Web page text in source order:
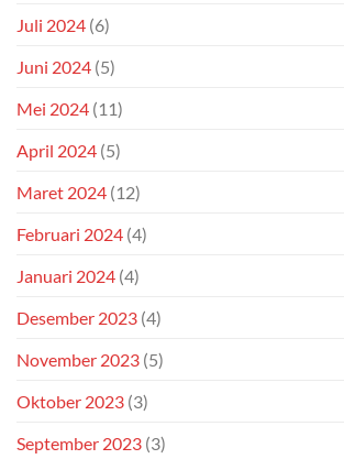
Juli 2024 (6)
Juni 2024 (5)
Mei 2024 (11)
April 2024 (5)
Maret 2024 (12)
Februari 2024 (4)
Januari 2024 (4)
Desember 2023 (4)
November 2023 (5)
Oktober 2023 (3)
September 2023 (3)